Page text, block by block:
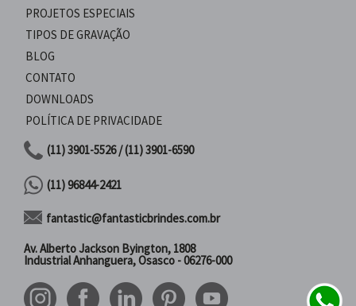
PROJETOS ESPECIAIS
TIPOS DE GRAVAÇÃO
BLOG
CONTATO
DOWNLOADS
POLÍTICA DE PRIVACIDADE
(11) 3901-5526 / (11) 3901-6590
(11) 96844-2421
fantastic@fantasticbrindes.com.br
Av. Alberto Jackson Byington, 1808
Industrial Anhanguera, Osasco - 06276-000